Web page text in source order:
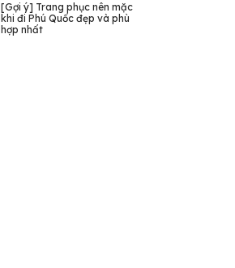
[Gợi ý] Trang phục nên mặc
khi đi Phú Quốc đẹp và phù
hợp nhất